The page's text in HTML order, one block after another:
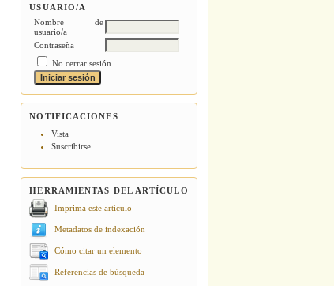
USUARIO/A
Nombre de
usuario/a
Contraseña
No cerrar sesión
NOTIFICACIONES
Vista
Suscribirse
HERRAMIENTAS DEL ARTÍCULO
Imprima este artículo
Metadatos de indexación
Cómo citar un elemento
Referencias de búsqueda